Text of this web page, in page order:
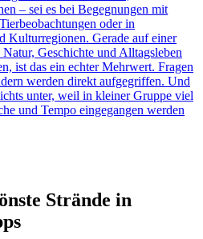
– sei es bei Begegnungen mit
oder in
Kulturregionen. Gerade auf einer
Geschichte und Alltagsleben
ist das ein echter Mehrwert. Fragen
werden direkt aufgegriffen. Und
unter, weil in kleiner Gruppe viel
und Tempo eingegangen werden
Strände in